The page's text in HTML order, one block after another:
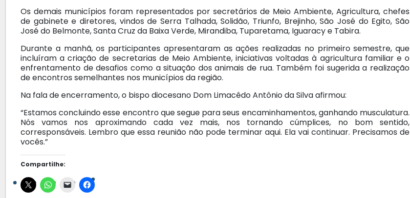
Os demais municípios foram representados por secretários de Meio Ambiente, Agricultura, chefes
de gabinete e diretores, vindos de Serra Talhada, Solidão, Triunfo, Brejinho, São José do Egito, São
José do Belmonte, Santa Cruz da Baixa Verde, Mirandiba, Tuparetama, Iguaracy e Tabira.
Durante a manhã, os participantes apresentaram as ações realizadas no primeiro semestre, que
incluíram a criação de secretarias de Meio Ambiente, iniciativas voltadas à agricultura familiar e o
enfrentamento de desafios como a situação dos animais de rua. Também foi sugerida a realização
de encontros semelhantes nos municípios da região.
Na fala de encerramento, o bispo diocesano Dom Limacêdo Antônio da Silva afirmou:
“Estamos concluindo esse encontro que segue para seus encaminhamentos, ganhando musculatura.
Nós vamos nos aproximando cada vez mais, nos tornando cúmplices, no bom sentido,
corresponsáveis. Lembro que essa reunião não pode terminar aqui. Ela vai continuar. Precisamos de
vocês.”
Compartilhe: